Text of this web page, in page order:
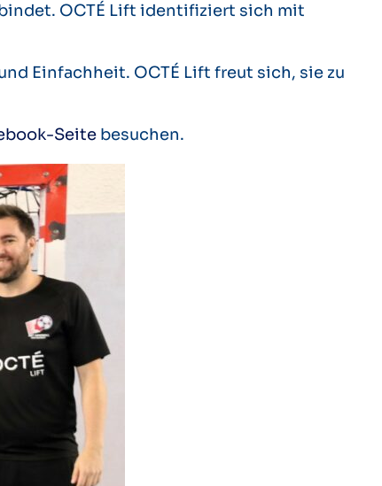
OCTÉ Lift identifiziert sich mit
Einfachheit. OCTÉ Lift freut sich, sie zu
Seite besuchen.